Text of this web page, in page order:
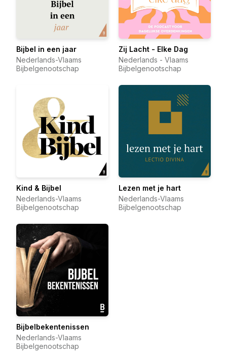
Bijbel in een jaar
Nederlands-Vlaams
Bijbelgenootschap
Zij Lacht - Elke Dag
Nederlands - Vlaams
Bijbelgenootschap
Kind & Bijbel
Nederlands-Vlaams
Bijbelgenootschap
Lezen met je hart
Nederlands-Vlaams
Bijbelgenootschap
Bijbelbekentenissen
Nederlands-Vlaams
Bijbelgenootschap